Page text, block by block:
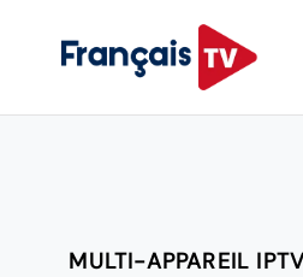
MULTI-APPAREIL